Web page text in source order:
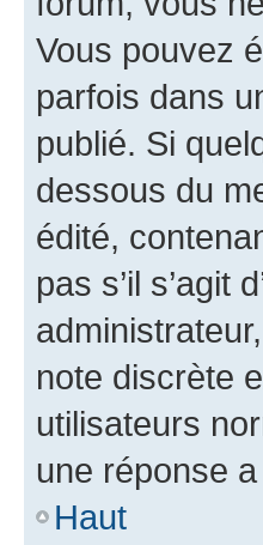
Vous pouvez
parfois dans
publié. Si
dessous du
édité,
pas s’il s’agit
note discrète
utilisateurs
une réponse
Haut